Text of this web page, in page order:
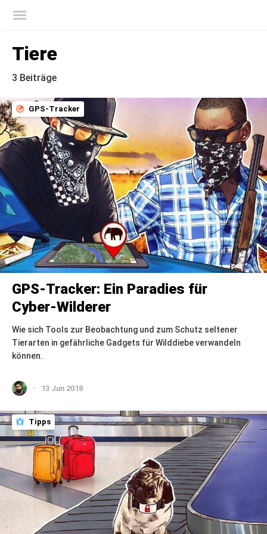
Tiere
3 Beiträge
GPS-Tracker
GPS-Tracker: Ein Paradies für
Cyber-Wilderer
Wie sich Tools zur Beobachtung und zum Schutz seltener
Tierarten in gefährliche Gadgets für Wilddiebe verwandeln
können.
13 Jun 2018
Tipps